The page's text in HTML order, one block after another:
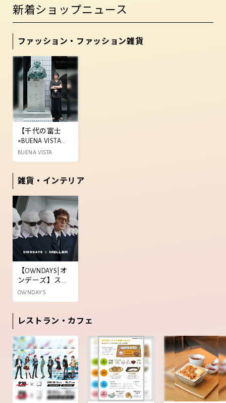
新着ショップニュース
ファッション・ファッション雑貨
【千代の富士
×BUENA VISTAコ
ラボレーション
アイテム販売
BUENA VISTA
雑貨・インテリア
【OWNDAYS|オ
ンデーズ】スペ
イン バルセロナ
「MELLER(メラ
いたデザイン x
OWNDAYS
レストラン・カフェ